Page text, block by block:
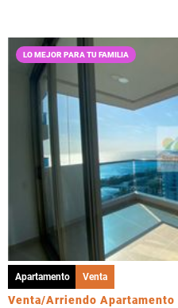
LO MEJOR PARA TU FAMILIA
Apartamento Venta
Venta/Arriendo Apartamento